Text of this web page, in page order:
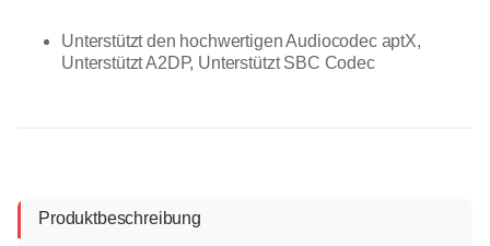
Unterstützt den hochwertigen Audiocodec aptX,
Unterstützt A2DP, Unterstützt SBC Codec
Produktbeschreibung